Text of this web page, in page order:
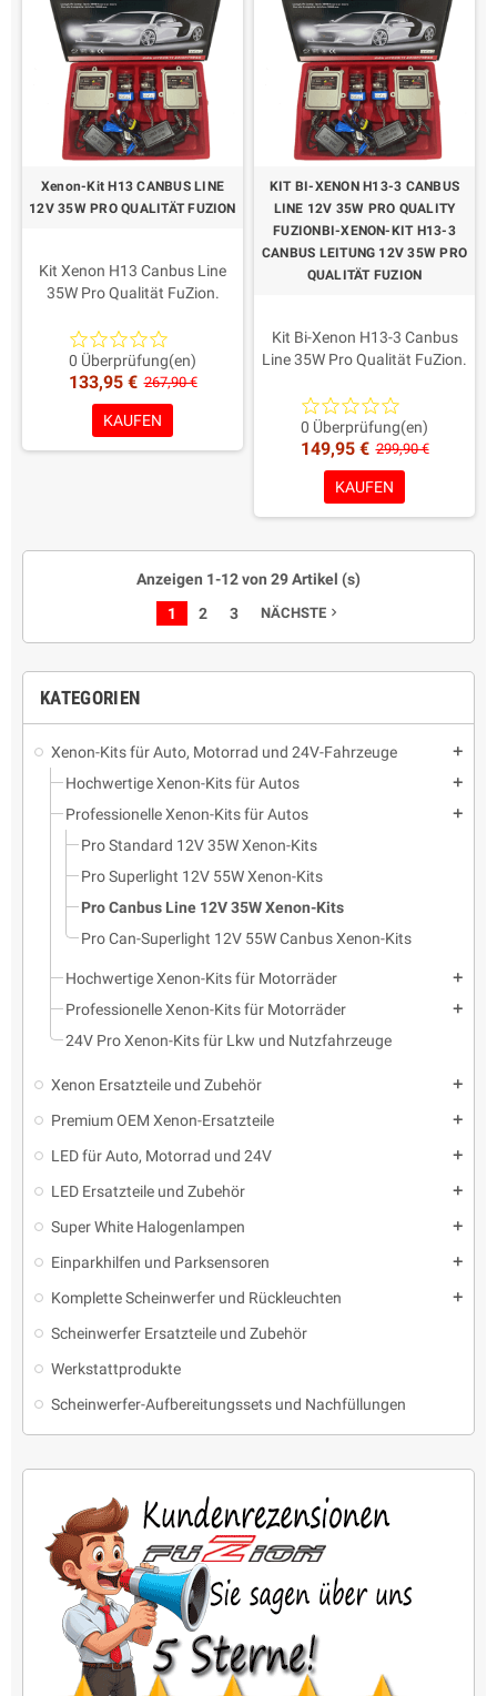
KATEGORIEN
Xenon-Kits für Auto, Motorrad und 24V-Fahrzeuge add
Hochwertige Xenon-Kits für Autos add
Professionelle Xenon-Kits für Autos add
Pro Standard 12V 35W Xenon-Kits
Pro Superlight 12V 55W Xenon-Kits
Pro Canbus Line 12V 35W Xenon-Kits
Pro Can-Superlight 12V 55W Canbus Xenon-Kits
Hochwertige Xenon-Kits für Motorräder add
Professionelle Xenon-Kits für Motorräder add
24V Pro Xenon-Kits für Lkw und Nutzfahrzeuge
Xenon Ersatzteile und Zubehör add
Premium OEM Xenon-Ersatzteile add
LED für Auto, Motorrad und 24V add
LED Ersatzteile und Zubehör add
Super White Halogenlampen add
Einparkhilfen und Parksensoren add
Komplette Scheinwerfer und Rückleuchten add
Scheinwerfer Ersatzteile und Zubehör
Werkstattprodukte
Scheinwerfer-Aufbereitungssets und Nachfüllungen
Xenon-Kit H13 CANBUS LINE
12V 35W PRO QUALITÄT FUZION
Kit Xenon H13 Canbus Line
35W Pro Qualität FuZion.
den jüngsten europäischen
Richtlinien.
Garantie: Ein Leben
Färbung in der Wahl!
0 Überprüfung(en)
133,95 € 267,90 €
KAUFEN
KIT BI-XENON H13-3 CANBUS
LINE 12V 35W PRO QUALITY
FUZIONBI-XENON-KIT H13-3
CANBUS LEITUNG 12V 35W PRO
QUALITÄT FUZION
Kit Bi-Xenon H13-3 Canbus
Line 35W Pro Qualität FuZion.
AMP-Steckverbinder wie aus
den jüngsten europäischen
Richtlinien.
Garantie: Ein Leben
Färbung in der Wahl!
0 Überprüfung(en)
149,95 € 299,90 €
KAUFEN
Anzeigen 1-12 von 29 Artikel (s)
1
2 3 NÄCHSTEnavigate_next